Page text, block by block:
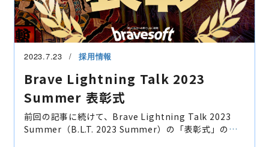
2023.7.23 採用情報
Brave Lightning Talk 2023
Summer 表彰式
前回の記事に続けて、Brave Lightning Talk 2023
Summer（B.L.T. 2023 Summer）の「表彰式」の模